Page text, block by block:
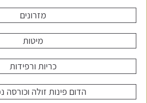
מזרונים
מיטות
כריות ורפידות
הדום פינות זולה